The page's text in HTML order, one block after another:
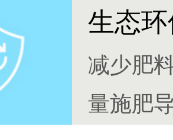
生态
减少肥
量施肥